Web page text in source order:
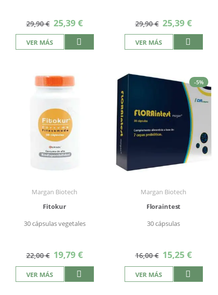
29,90 € Precio
especial
25,39 €
VER MÁS
29,90 € Precio
especial
25,39 €
VER MÁS
Margan Biotech
Fitokur
30 cápsulas vegetales
22,00 € Precio
especial
19,79 €
VER MÁS
-5%
Margan Biotech
Floraintest
30 cápsulas
16,00 € Precio
especial
15,25 €
VER MÁS